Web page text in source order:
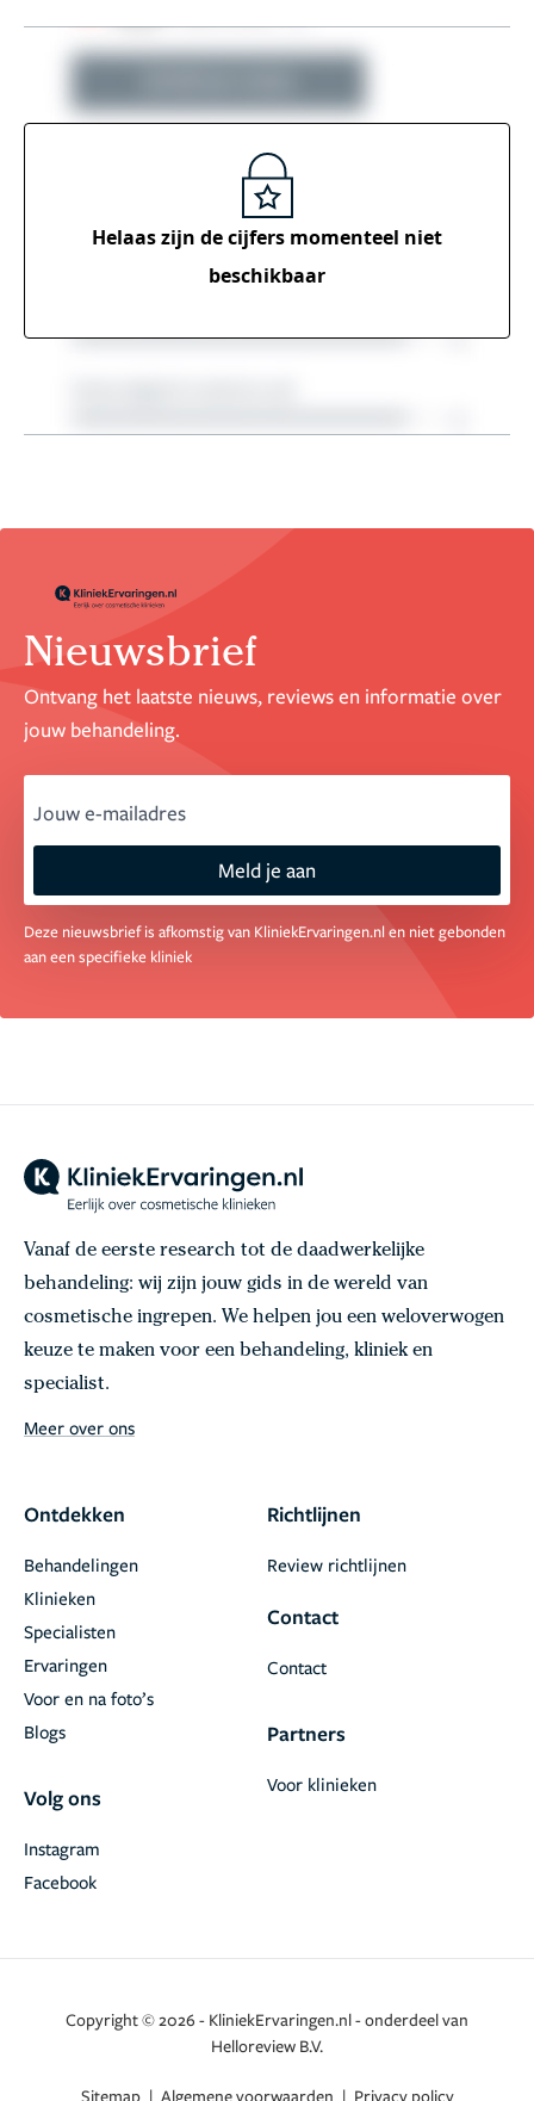
Helaas zijn de cijfers momenteel niet
beschikbaar
Nieuwsbrief
Ontvang het laatste nieuws, reviews en informatie over
jouw behandeling.
Meld je aan
Deze nieuwsbrief is afkomstig van KliniekErvaringen.nl en niet gebonden
aan een specifieke kliniek
Vanaf de eerste research tot de daadwerkelijke
behandeling: wij zijn jouw gids in de wereld van
cosmetische ingrepen. We helpen jou een weloverwogen
keuze te maken voor een behandeling, kliniek en
specialist.
Meer over ons
Ontdekken
Behandelingen
Klinieken
Specialisten
Ervaringen
Voor en na foto’s
Blogs
Volg ons
Facebook
Instagram
Richtlijnen
Review richtlijnen
Contact
Contact
Partners
Voor klinieken
Copyright © 2026 - KliniekErvaringen.nl - onderdeel van
Helloreview B.V.
Sitemap | Algemene voorwaarden | Privacy policy